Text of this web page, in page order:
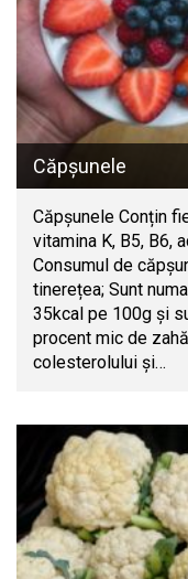
Căpșunele
Căpșunele Conțin
vitamina K, B5, B6,
Consumul de
tinerețea; Sunt
35kcal pe 100g și
procent mic de
colesterolului și…